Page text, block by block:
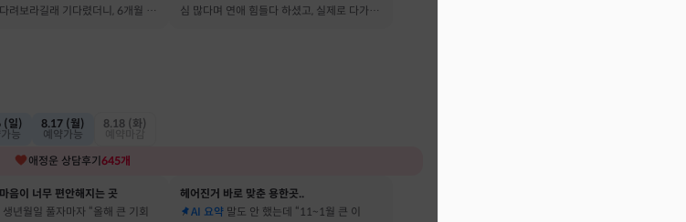
려보라길래 기다렸더니, 6개월 뒤
심 많다며 연애 힘들다 하셨고, 실제로 다가온
(일)
능
8.17 (월)
예약가능
8.18 (화)
애정운 상담후기 645개
음이 너무 편안해지는 곳
생년월일 풀자마자 “올해 큰 기회
헤어진거 바로 맞춘 용한곳..
AI 요약 말도 안 했는데 “11~1월 큰 이